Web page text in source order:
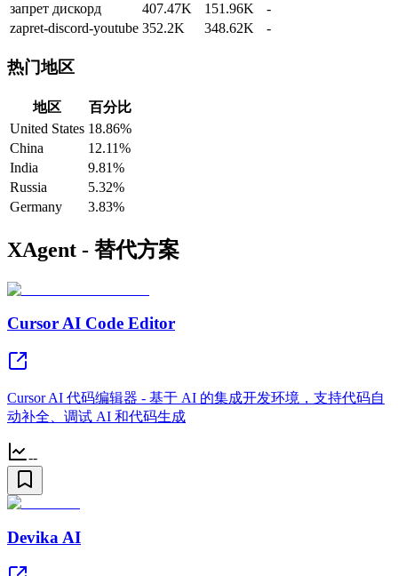
запрет дискорд
407.47K 151.96K
-
zapret-discord-youtube 352.2K 348.62K -
热门地区
地区
百分比
United States 18.86%
China
12.11%
India
9.81%
Russia
5.32%
Germany
3.83%
XAgent - 替代方案
Cursor AI Code Editor
Cursor AI 代码编辑器 - 基于 AI 的集成开发环境，支持代码自
动补全、调试 AI 和代码生成
--
Devika AI